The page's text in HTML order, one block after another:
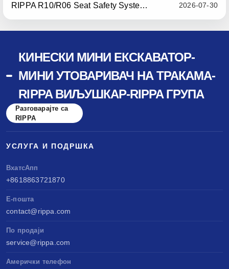
2026-07-30
RIPPA R10/R06 Seat Safety System Upgrade — Effective July 22, 2026
КИНЕСКИ МИНИ ЕКСКАВАТОР-
МИНИ УТОВАРИВАЧ НА ТРАКАМА-
RIPPA ВИЉУШКАР-RIPPA ГРУПА
Разговарајте са
RIPPA
УСЛУГА И ПОДРШКА
ВхатсАпп
+8618863721870
Е-пошта
contact@rippa.com
По продаји
service@rippa.com
Амерички телефон